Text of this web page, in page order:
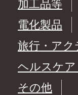
加工品等
電化製品
旅行・アク
ヘルスケア
その他